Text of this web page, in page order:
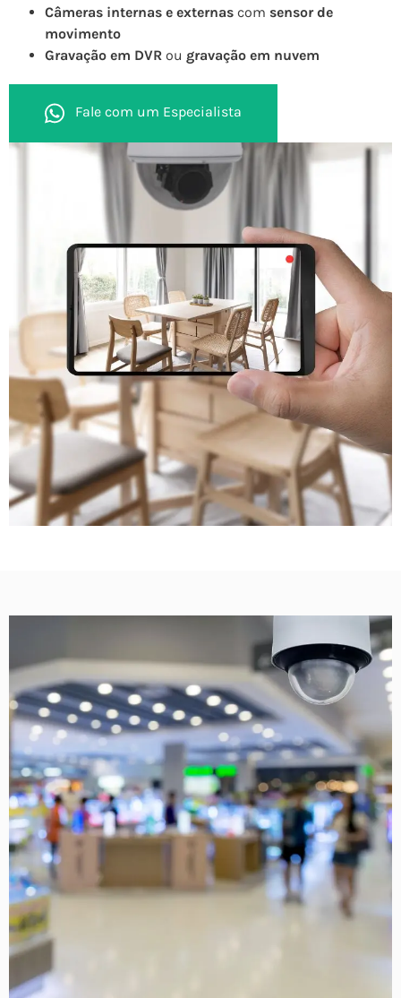
Câmeras internas e externas com sensor de
movimento
Gravação em DVR ou gravação em nuvem
Fale com um Especialista